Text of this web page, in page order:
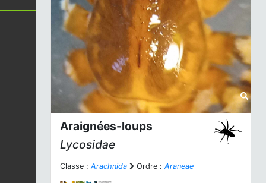
Araignées-loups
Lycosidae
Classe : Arachnida Ordre : Araneae